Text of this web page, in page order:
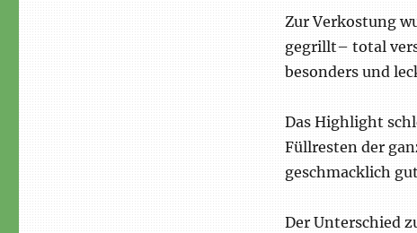
Zur Verkostung
gegrillt– total
besonders und
Das Highlight
Füllresten der
geschmacklich
Der Unterschied